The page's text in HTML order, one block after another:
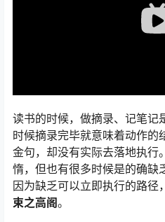
读书的时候，做摘录、记笔记
时候摘录完毕就意味着动作的
金句，却没有实际去落地执行
惰，但也有很多时候是的确缺
因为缺乏可以立即执行的路径
束之高阁。